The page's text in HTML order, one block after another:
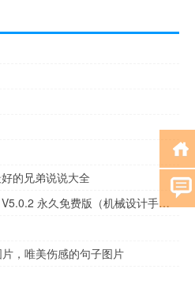
的兄弟说说大全
机械设计手册电子版破解版 V5.0.2 永久免费版（机械设计手册电子版破解版 V5.0.2 永久免费版功能简介）
，唯美伤感的句子图片